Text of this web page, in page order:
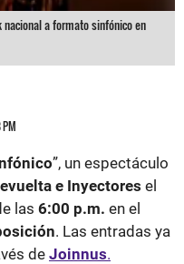
a formato sinfónico en
”, un espectáculo
e Inyectores el
las 6:00 p.m. en el
. Las entradas ya
de Joinnus.